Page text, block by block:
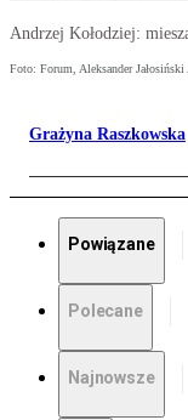
Andrzej Kołodziej:
Foto: Forum, Aleksander Jałosiński
Grażyna Raszkowska
Powiązane
Polecane
Najnowsze